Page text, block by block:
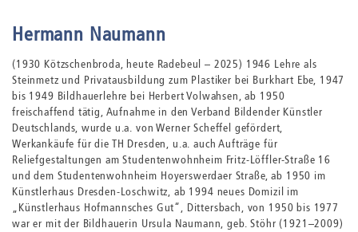
Hermann Naumann
(1930 Kötzschenbroda, heute Radebeul – 2025) 1946 Lehre als
Steinmetz und Privatausbildung zum Plastiker bei Burkhart Ebe, 1947
bis 1949 Bildhauerlehre bei Herbert Volwahsen, ab 1950
freischaffend tätig, Aufnahme in den Verband Bildender Künstler
Deutschlands, wurde u.a. von Werner Scheffel gefördert,
Werkankäufe für die TH Dresden, u.a. auch Aufträge für
Reliefgestaltungen am Studentenwohnheim Fritz-Löffler-Straße 16
und dem Studentenwohnheim Hoyerswerdaer Straße, ab 1950 im
Künstlerhaus Dresden-Loschwitz, ab 1994 neues Domizil im
„Künstlerhaus Hofmannsches Gut“, Dittersbach, von 1950 bis 1977
war er mit der Bildhauerin Ursula Naumann, geb. Stöhr (1921–2009)